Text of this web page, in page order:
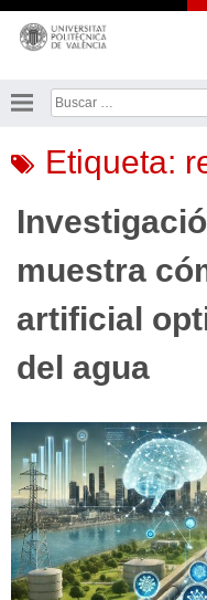
Saltar
contenido
Buscar:
Etiqueta:
muestra
artificial
del agua